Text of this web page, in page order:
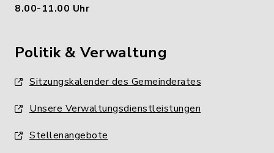
8.00-11.00 Uhr
Politik & Verwaltung
Sitzungskalender des Gemeinderates
Unsere Verwaltungsdienstleistungen
Stellenangebote